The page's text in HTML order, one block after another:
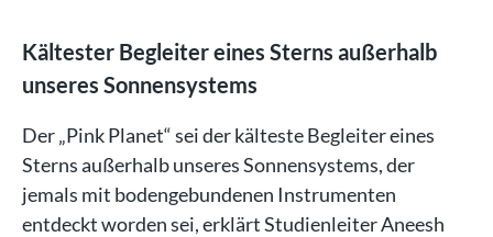
Kältester Begleiter eines Sterns außerhalb
unseres Sonnensystems
Der „Pink Planet“ sei der kälteste Begleiter eines
Sterns außerhalb unseres Sonnensystems, der
jemals mit bodengebundenen Instrumenten
entdeckt worden sei, erklärt Studienleiter Aneesh